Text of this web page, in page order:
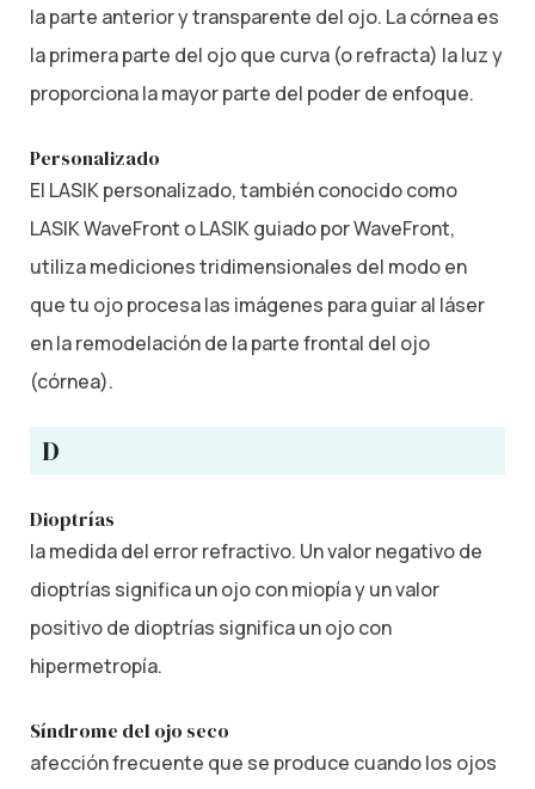
la parte anterior y transparente del ojo. La córnea es
la primera parte del ojo que curva (o refracta) la luz y
proporciona la mayor parte del poder de enfoque.
Personalizado
El LASIK personalizado, también conocido como
LASIK WaveFront o LASIK guiado por WaveFront,
utiliza mediciones tridimensionales del modo en
que tu ojo procesa las imágenes para guiar al láser
en la remodelación de la parte frontal del ojo
(córnea).
D
Dioptrías
la medida del error refractivo. Un valor negativo de
dioptrías significa un ojo con miopía y un valor
positivo de dioptrías significa un ojo con
hipermetropía.
Síndrome del ojo seco
afección frecuente que se produce cuando los ojos